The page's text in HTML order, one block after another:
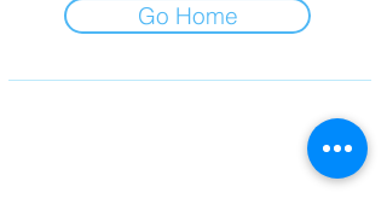
Go Home